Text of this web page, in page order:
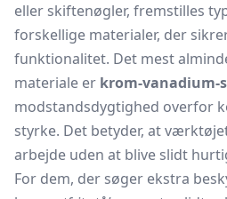
eller skiftenøgler, fremstilles
forskellige materialer, der
funktionalitet. Det mest
materiale er krom-vanadium-
modstandsdygtighed overfor
styrke. Det betyder, at
arbejde uden at blive slidt
For dem, der søger ekstra